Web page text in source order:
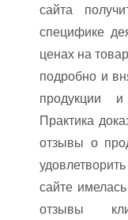
сайта
специфике
ценах на
подробно и
продукции
Практика
отзывы о
сайте
отзывы